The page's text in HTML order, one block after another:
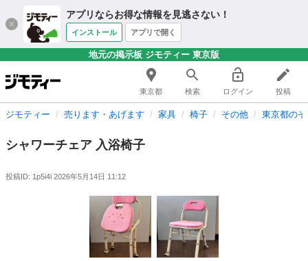
アプリならお得な情報を見逃さない！
インストール アプリで開く
地元の掲示板 ジモティー 東京版
東京都 検索 ログイン 投稿
ジモティー 売ります・あげます 家具 椅子 その他 東京都の
シャワーチェア 入浴椅子
投稿ID: 1p5i4i 2026年5月14日 11:12